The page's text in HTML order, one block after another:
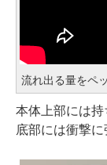
流れ出る量をペ
本体上部には持
底部には衝撃に